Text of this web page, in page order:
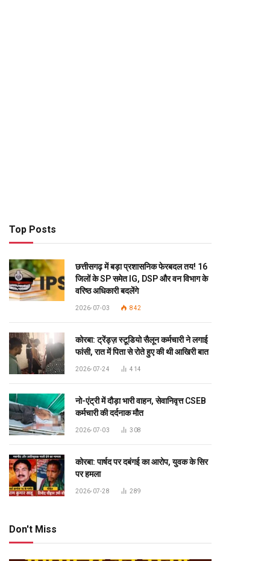
Top Posts
छत्तीसगढ़ में बड़ा प्रशासनिक फेरबदल तय! 16
जिलों के SP समेत IG, DSP और वन विभाग के
वरिष्ठ अधिकारी बदलेंगे
2026-07-03 842
कोरबा: ट्रेंड्ज़ स्टूडियो सैलून कर्मचारी ने लगाई
फांसी, रात में पिता से रोते हुए की थी आखिरी बात
2026-07-24 414
नो-एंट्री में दौड़ा भारी वाहन, सेवानिवृत्त CSEB
कर्मचारी की दर्दनाक मौत
2026-07-03 308
कोरबा: पार्षद पर दबंगई का आरोप, युवक के सिर
पर हमला
2026-07-28 289
Don't Miss